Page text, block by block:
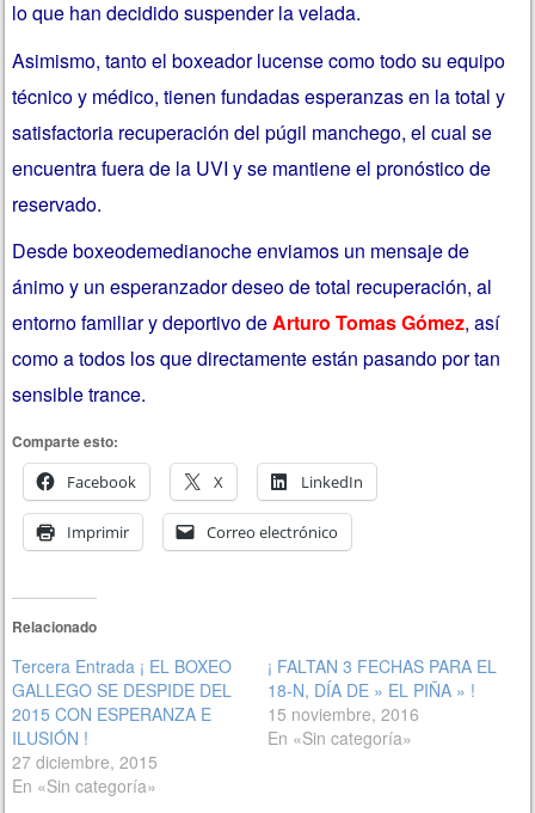
lo que han decidido suspender la velada.
Asimismo, tanto el boxeador lucense como todo su equipo
técnico y médico, tienen fundadas esperanzas en la total y
satisfactoria recuperación del púgil manchego, el cual se
encuentra fuera de la UVI y se mantiene el pronóstico de
reservado.
Desde boxeodemedianoche enviamos un mensaje de
ánimo y un esperanzador deseo de total recuperación, al
entorno familiar y deportivo deArturo Tomas Gómez, así
como a todos los que directamente están pasando por tan
sensible trance.
Comparte esto:
Facebook
X LinkedIn
Imprimir Correo electrónico
Relacionado
Tercera Entrada ¡ EL BOXEO
GALLEGO SE DESPIDE DEL
2015 CON ESPERANZA E
ILUSIÓN !
27 diciembre, 2015
En «Sin categoría»
¡ FALTAN 3 FECHAS PARA EL
18-N, DÍA DE » EL PIÑA » !
15 noviembre, 2016
En «Sin categoría»